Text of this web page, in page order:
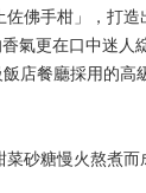
佛手柑」，打
氣更在口中迷
店餐廳採用的高
砂糖慢火熬煮而